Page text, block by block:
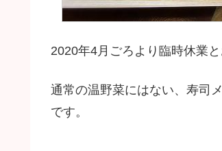
2020年4月ごろより臨時休業
通常の温野菜にはない、寿司
です。